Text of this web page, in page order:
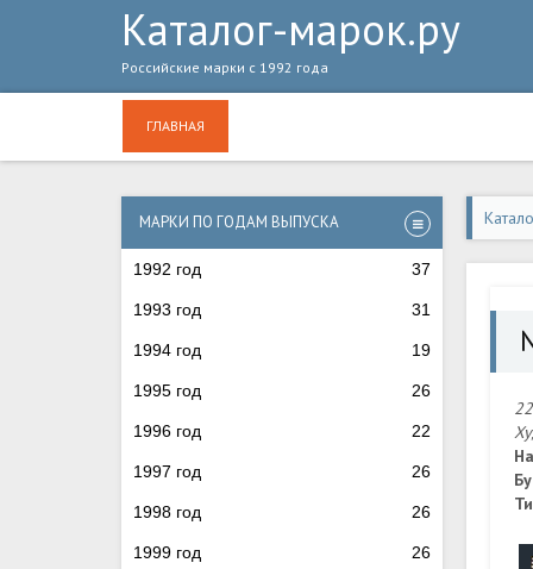
Каталог-марок.ру
Российские марки с 1992 года
ГЛАВНАЯ
МАРКИ ПО ГОДАМ ВЫПУСКА
1992 год 37
1993 год 31
1994 год 19
1995 год 26
1996 год 22
1997 год 26
1998 год 26
1999 год 26